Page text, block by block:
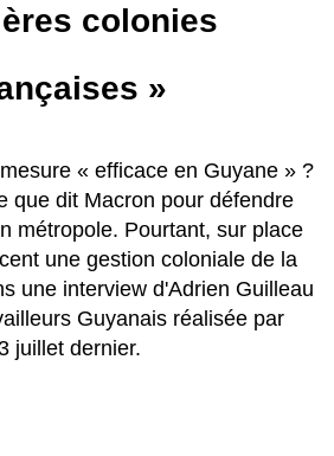
colonies
»
« efficace en Guyane » ?
que dit Macron pour défendre
métropole. Pourtant, sur place
une gestion coloniale de la
une interview d'Adrien Guilleau
Guyanais réalisée par
juillet dernier.